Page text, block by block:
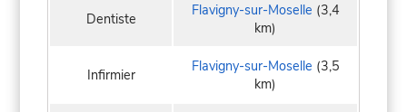
Dentiste Flavigny-sur-Moselle (3,4
km)
Infirmier Flavigny-sur-Moselle (3,5
km)